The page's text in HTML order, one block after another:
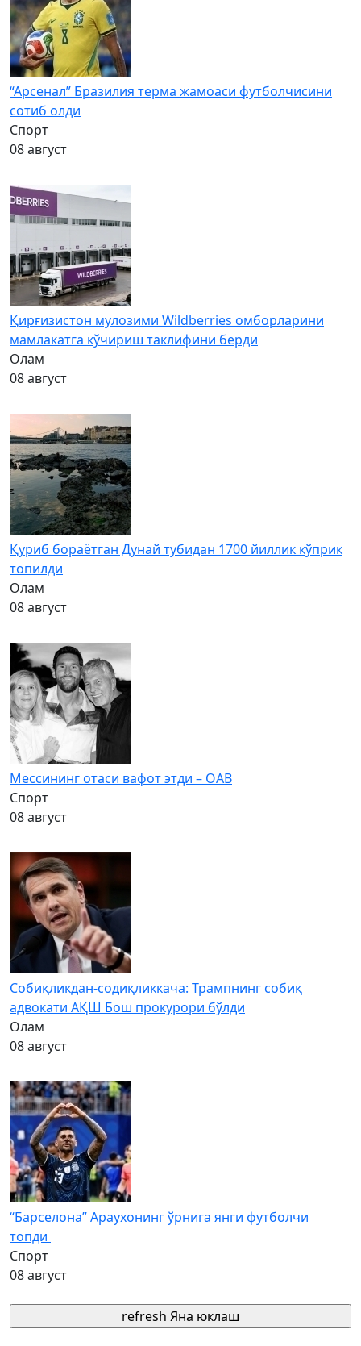
“Арсенал” Бразилия терма жамоаси футболчисини
сотиб олди
Спорт
08 август
Қирғизистон мулозими Wildberries омборларини
мамлакатга кўчириш таклифини берди
Олам
08 август
Қуриб бораётган Дунай тубидан 1700 йиллик кўприк
топилди
Олам
08 август
Мессининг отаси вафот этди – ОАВ
Спорт
08 август
Собиқликдан-содиқликкача: Трампнинг собиқ
адвокати АҚШ Бош прокурори бўлди
Олам
08 август
“Барселона” Араухонинг ўрнига янги футболчи
топди
Спорт
08 август
refresh Яна юклаш